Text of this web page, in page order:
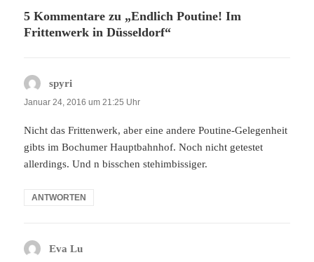
5 Kommentare zu „Endlich Poutine! Im
Frittenwerk in Düsseldorf“
spyri
Januar 24, 2016 um 21:25 Uhr
Nicht das Frittenwerk, aber eine andere Poutine-Gelegenheit
gibts im Bochumer Hauptbahnhof. Noch nicht getestet
allerdings. Und n bisschen stehimbissiger.
ANTWORTEN
Eva Lu